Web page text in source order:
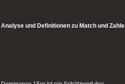
Analyse und Definitionen zu Match und